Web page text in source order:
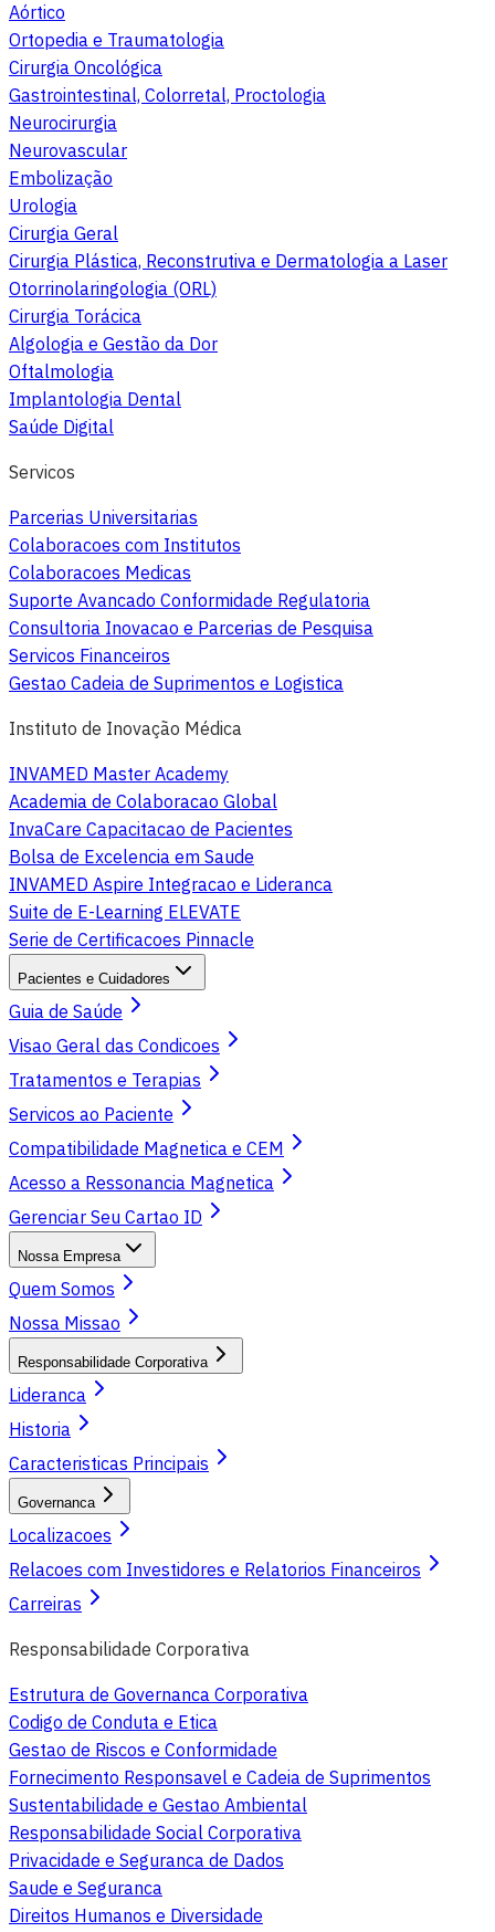
Aórtico
Ortopedia e Traumatologia
Cirurgia Oncológica
Gastrointestinal, Colorretal, Proctologia
Neurocirurgia
Neurovascular
Embolização
Urologia
Cirurgia Geral
Cirurgia Plástica, Reconstrutiva e Dermatologia a Laser
Otorrinolaringologia (ORL)
Cirurgia Torácica
Algologia e Gestão da Dor
Oftalmologia
Implantologia Dental
Saúde Digital
Servicos
Parcerias Universitarias
Colaboracoes com Institutos
Colaboracoes Medicas
Suporte Avancado Conformidade Regulatoria
Consultoria Inovacao e Parcerias de Pesquisa
Servicos Financeiros
Gestao Cadeia de Suprimentos e Logistica
Instituto de Inovação Médica
INVAMED Master Academy
Academia de Colaboracao Global
InvaCare Capacitacao de Pacientes
Bolsa de Excelencia em Saude
INVAMED Aspire Integracao e Lideranca
Suite de E-Learning ELEVATE
Serie de Certificacoes Pinnacle
Pacientes e Cuidadores
Guia de Saúde
Visao Geral das Condicoes
Tratamentos e Terapias
Servicos ao Paciente
Compatibilidade Magnetica e CEM
Acesso a Ressonancia Magnetica
Gerenciar Seu Cartao ID
Nossa Empresa
Quem Somos
Nossa Missao
Responsabilidade Corporativa
Lideranca
Historia
Caracteristicas Principais
Governanca
Localizacoes
Relacoes com Investidores e Relatorios Financeiros
Carreiras
Responsabilidade Corporativa
Estrutura de Governanca Corporativa
Codigo de Conduta e Etica
Gestao de Riscos e Conformidade
Fornecimento Responsavel e Cadeia de Suprimentos
Sustentabilidade e Gestao Ambiental
Responsabilidade Social Corporativa
Privacidade e Seguranca de Dados
Saude e Seguranca
Direitos Humanos e Diversidade